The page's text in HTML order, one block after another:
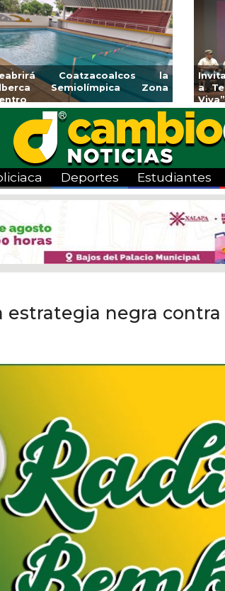
Coatzacoalcos la
Semiolímpica Zona
a
Viva”
Deportes Estudiantes
negra contra